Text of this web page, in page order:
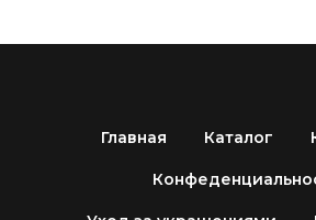
Главная Каталог